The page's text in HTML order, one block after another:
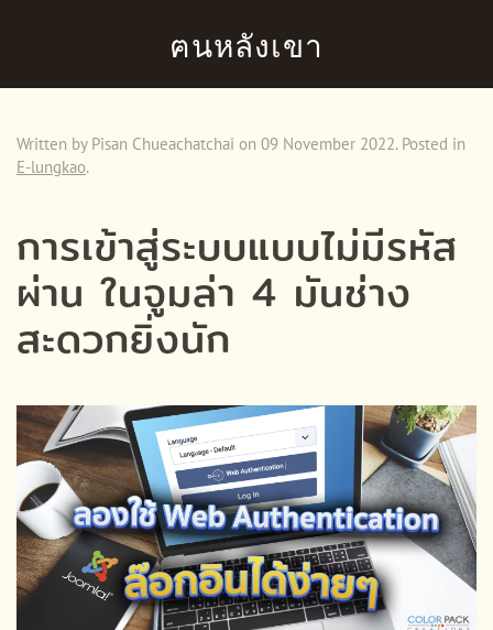
Skip to main contentฅนหลังเขา
Written by Pisan Chueachatchai on 09 November 2022. Posted in
E-lungkao.
การเข้าสู่ระบบแบบไม่มีรหัส
ผ่าน ในจูมล่า 4 มันช่าง
สะดวกยิ่งนัก